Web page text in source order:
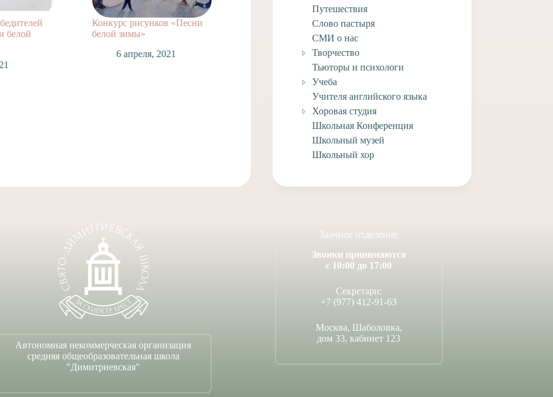
белой
Конкурс рисунков «Песни
белой зимы»
6 апреля, 2021
ВНИМАНИЕ! Карантин!
1 марта, 2021
Путешествия
Слово пастыря
СМИ о нас
Творчество
Тьюторы и психологи
Учеба
Учителя английского языка
Хоровая студия
Школьная Конференция
Школьный музей
Школьный хор
Автономная некоммерческая организация
средняя общеобразовательная школа
"Димитриевская"
Заочное отделение
Звонки принимаются
с 10:00 до 17:00
Секретари:
+7 (977) 412-91-63
Москва, Шаболовка,
дом 33, кабинет 123